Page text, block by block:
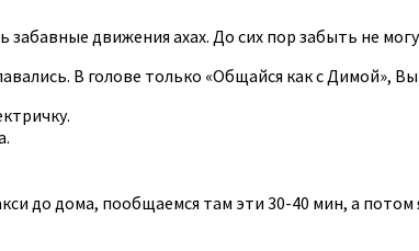
забавные движения ахах. До сих пор забыть не
В голове только «Общайся как с Димой»,
до дома, пообщаемся там эти 30-40 мин, а потом